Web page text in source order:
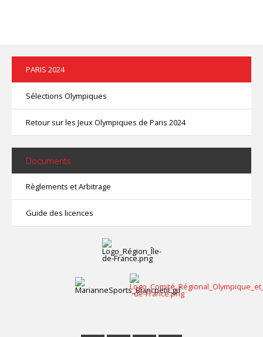
PARIS 2024
Sélections Olympiques
Retour sur les Jeux Olympiques de Paris 2024
Documents
Règlements et Arbitrage
Guide des licences